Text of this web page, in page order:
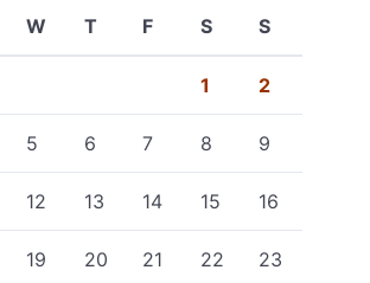
W T F S S
1 2
5 6 7 8 9
12 13 14 15 16
19 20 21 22 23